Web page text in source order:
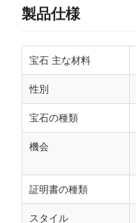
製品仕様
宝石 主な材料
性別
宝石の種類
機会
証明書の種類
スタイル